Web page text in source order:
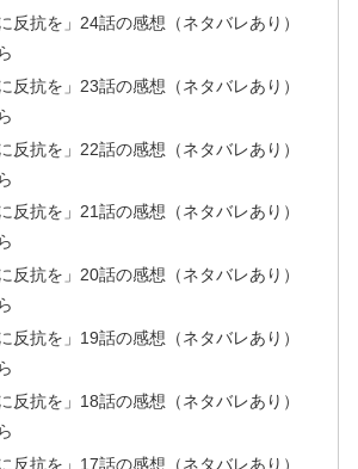
反抗を」24話の感想（ネタバレあり）
反抗を」23話の感想（ネタバレあり）
反抗を」22話の感想（ネタバレあり）
反抗を」21話の感想（ネタバレあり）
反抗を」20話の感想（ネタバレあり）
反抗を」19話の感想（ネタバレあり）
反抗を」18話の感想（ネタバレあり）
反抗を」17話の感想（ネタバレあり）